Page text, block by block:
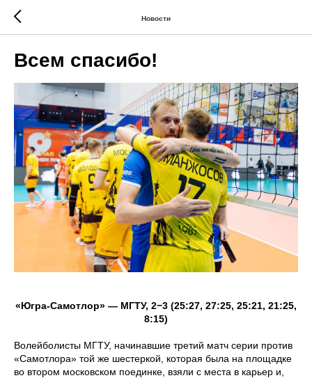
Новости
Всем спасибо!
«Югра-Самотлор» — МГТУ, 2−3 (25:27, 27:25, 25:21, 21:25,
8:15)
Волейболисты МГТУ, начинавшие третий матч серии против
«Самотлора» той же шестеркой, которая была на площадке
во втором московском поединке, взяли с места в карьер и,